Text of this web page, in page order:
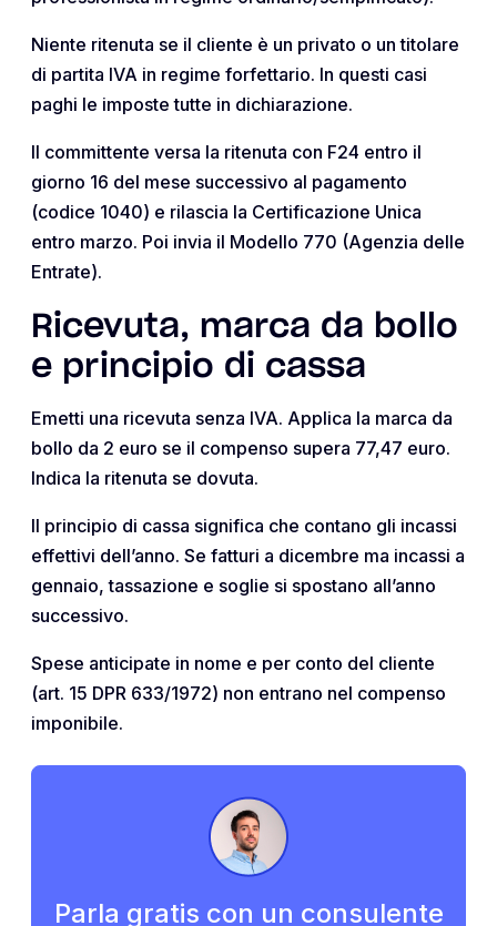
Niente ritenuta se il cliente è un privato o un titolare
di partita IVA in regime forfettario. In questi casi
paghi le imposte tutte in dichiarazione.
Il committente versa la ritenuta con F24 entro il
giorno 16 del mese successivo al pagamento
(codice 1040) e rilascia la Certificazione Unica
entro marzo. Poi invia il Modello 770 (Agenzia delle
Entrate).
Ricevuta, marca da bollo
e principio di cassa
Emetti una ricevuta senza IVA. Applica la marca da
bollo da 2 euro se il compenso supera 77,47 euro.
Indica la ritenuta se dovuta.
Il principio di cassa significa che contano gli incassi
effettivi dell’anno. Se fatturi a dicembre ma incassi a
gennaio, tassazione e soglie si spostano all’anno
successivo.
Spese anticipate in nome e per conto del cliente
(art. 15 DPR 633/1972) non entrano nel compenso
imponibile.
Parla gratis con un consulente